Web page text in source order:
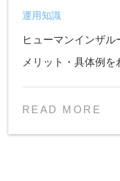
ヒューマンインザル
メリット・具体例
運用知識
READ MORE